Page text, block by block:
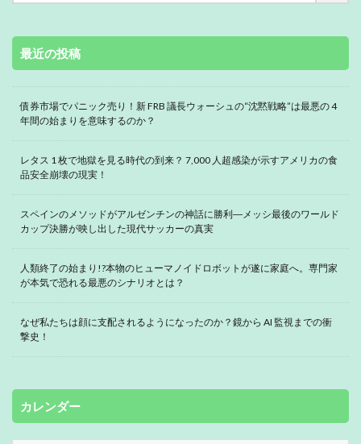
最近の投稿
債券市場でパニック売り！新 FRB 議長ウォーシュの“沈黙戦略”は最悪の 4
年間の始まりを意味するのか？
レタス 1 枚で地獄を見る時代の到来？ 7,000 人超感染が示すアメリカの食
品安全崩壊の現実！
スペインのメソッドがアルゼンチンの神話に勝利―メッシ最後のワールド
カップ決勝が映し出した現代サッカーの真実
人類終了の始まり!?本物のヒューマノイドロボットが遂に家庭へ。専門家
が本気で恐れる最悪のシナリオとは？
なぜ私たちは顔に支配されるようになったのか？鏡から AI 監視までの衝
撃史！
カレンダー